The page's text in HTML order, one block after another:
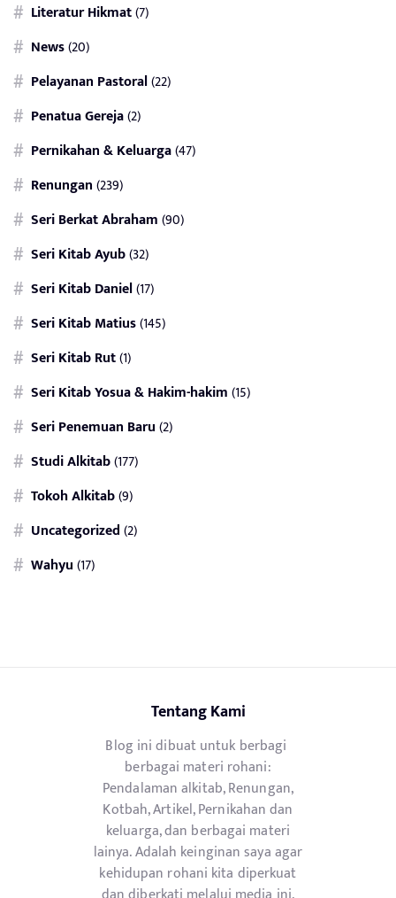
Literatur Hikmat(7)
News(20)
Pelayanan Pastoral(22)
Penatua Gereja(2)
Pernikahan & Keluarga(47)
Renungan(239)
Seri Berkat Abraham(90)
Seri Kitab Ayub(32)
Seri Kitab Daniel(17)
Seri Kitab Matius(145)
Seri Kitab Rut(1)
Seri Kitab Yosua & Hakim-hakim(15)
Seri Penemuan Baru(2)
Studi Alkitab(177)
Tokoh Alkitab(9)
Uncategorized(2)
Wahyu(17)
Tentang Kami
Blog ini dibuat untuk berbagi
berbagai materi rohani:
Pendalaman alkitab, Renungan,
Kotbah, Artikel, Pernikahan dan
keluarga, dan berbagai materi
lainya. Adalah keinginan saya agar
kehidupan rohani kita diperkuat